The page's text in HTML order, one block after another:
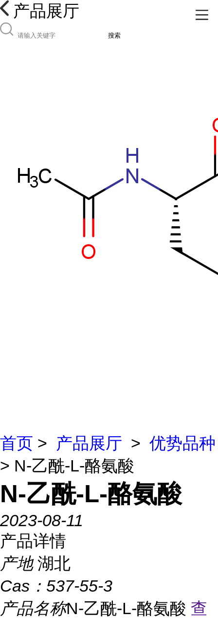
产品展厅
搜索
首页 > 产品展厅 > 优势品种
> N-乙酰-L-酪氨酸
N-乙酰-L-酪氨酸
2023-08-11
产品详情
产地 湖北
Cas： 537-55-3
产品名称N-乙酰-L-酪氨酸 查